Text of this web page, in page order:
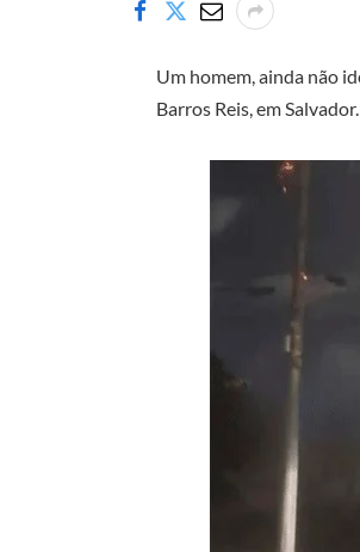
Um homem, ainda não
Barros Reis, em Salvador.